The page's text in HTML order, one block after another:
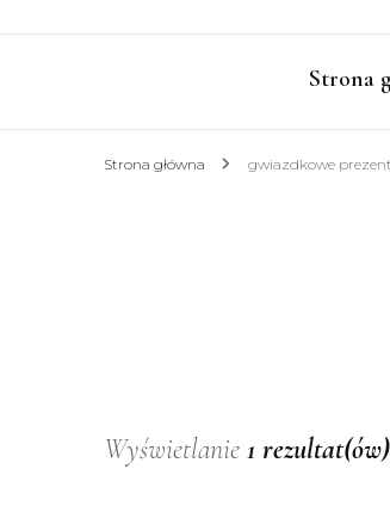
Strona
Strona główna gwiazdkowe
Wyświetlanie 1 rezultat(ów)